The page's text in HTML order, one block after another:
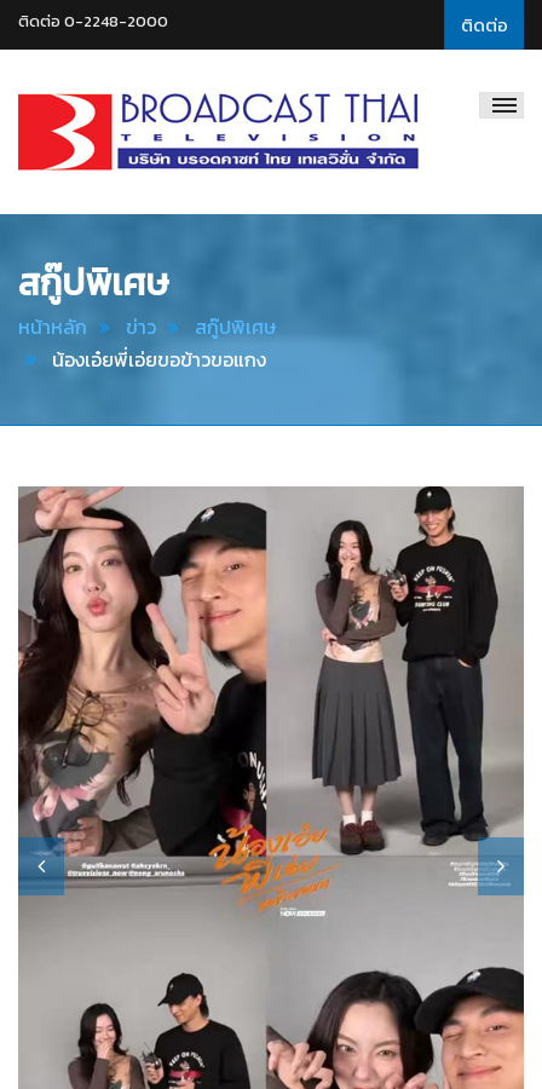
ติดต่อ
ติดต่อ 0-2248-2000
Thai
สกู๊ปพิเศษ
หน้าหลัก ข่าว
สกู๊ปพิเศษ
น้องเอ๋ยพี่เอ่ยขอข้าวขอแกง